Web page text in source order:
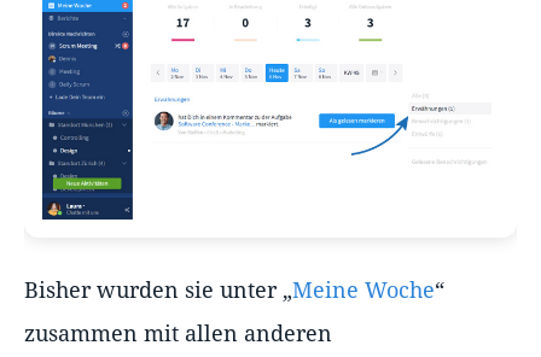
Bisher wurden sie unter „Meine Woche“
zusammen mit allen anderen